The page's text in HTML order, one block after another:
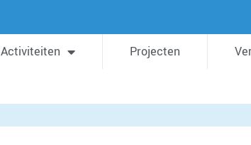
Activiteiten Projecten